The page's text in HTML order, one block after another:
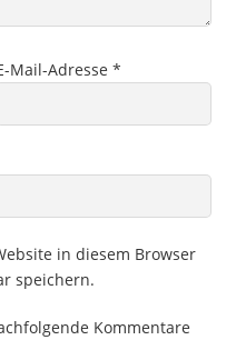
Mail-Adresse*
in diesem Browser
speichern.
Kommentare